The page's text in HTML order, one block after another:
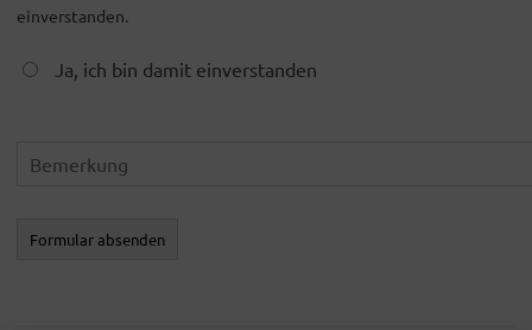
einverstanden.
Ja, ich bin damit einverstanden
Formular absenden